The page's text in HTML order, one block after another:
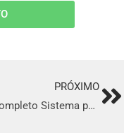
PRÓXIMO
Mais completo Sistema para Delivery em Guarujá